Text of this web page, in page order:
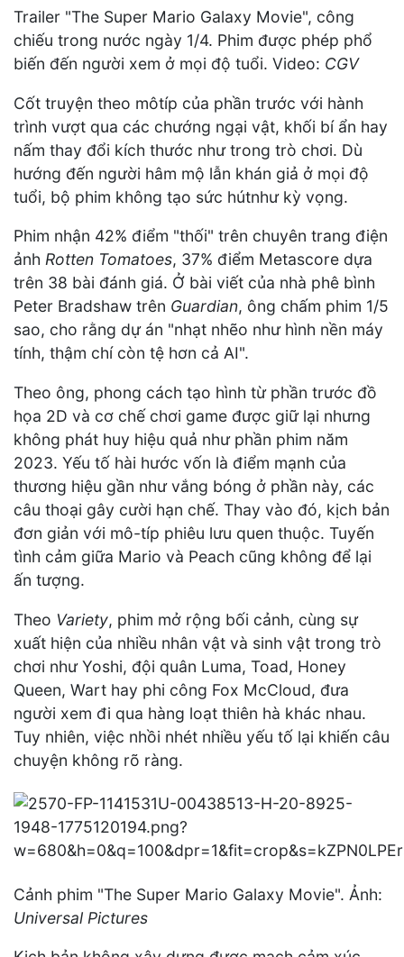
Trailer "The Super Mario Galaxy Movie", công
chiếu trong nước ngày 1/4. Phim được phép phổ
biến đến người xem ở mọi độ tuổi. Video: CGV
Cốt truyện theo môtíp của phần trước với hành
trình vượt qua các chướng ngại vật, khối bí ẩn hay
nấm thay đổi kích thước như trong trò chơi. Dù
hướng đến người hâm mộ lẫn khán giả ở mọi độ
tuổi, bộ phim không tạo sức hútnhư kỳ vọng.
Phim nhận 42% điểm "thối" trên chuyên trang điện
ảnh Rotten Tomatoes, 37% điểm Metascore dựa
trên 38 bài đánh giá. Ở bài viết của nhà phê bình
Peter Bradshaw trên Guardian, ông chấm phim 1/5
sao, cho rằng dự án "nhạt nhẽo như hình nền máy
tính, thậm chí còn tệ hơn cả AI".
Theo ông, phong cách tạo hình từ phần trước đồ
họa 2D và cơ chế chơi game được giữ lại nhưng
không phát huy hiệu quả như phần phim năm
2023. Yếu tố hài hước vốn là điểm mạnh của
thương hiệu gần như vắng bóng ở phần này, các
câu thoại gây cười hạn chế. Thay vào đó, kịch bản
đơn giản với mô-típ phiêu lưu quen thuộc. Tuyến
tình cảm giữa Mario và Peach cũng không để lại
ấn tượng.
Theo Variety, phim mở rộng bối cảnh, cùng sự
xuất hiện của nhiều nhân vật và sinh vật trong trò
chơi như Yoshi, đội quân Luma, Toad, Honey
Queen, Wart hay phi công Fox McCloud, đưa
người xem đi qua hàng loạt thiên hà khác nhau.
Tuy nhiên, việc nhồi nhét nhiều yếu tố lại khiến câu
chuyện không rõ ràng.
Cảnh phim "The Super Mario Galaxy Movie". Ảnh:
Universal Pictures